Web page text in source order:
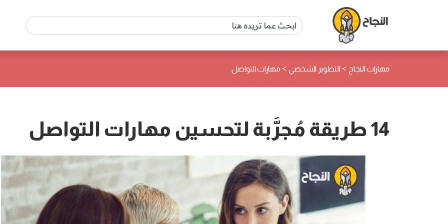
مهارات النجاح > التطوير الشخصي > مهارات التواصل
14 طريقة مُجرَّبة لتحسين مهارات التواصل